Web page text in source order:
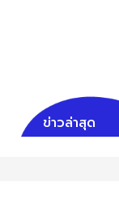
ข่าวล่าสุด